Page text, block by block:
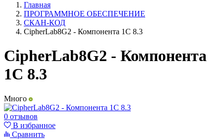
Главная
ПРОГРАММНОЕ ОБЕСПЕЧЕНИЕ
СКАН-КОД
CipherLab8G2 - Компонента 1С 8.3
CipherLab8G2 - Компонента
1С 8.3
Много
0 отзывов
В избранное
Сравнить